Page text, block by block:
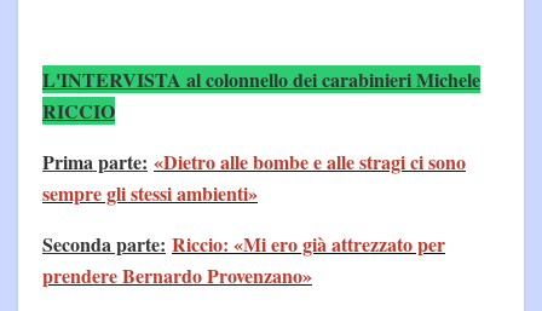
L'INTERVISTA al colonnello dei carabinieri Michele
RICCIO
Prima parte: «Dietro alle bombe e alle stragi ci sono
sempre gli stessi ambienti»
Seconda parte: Riccio: «Mi ero già attrezzato per
prendere Bernardo Provenzano»